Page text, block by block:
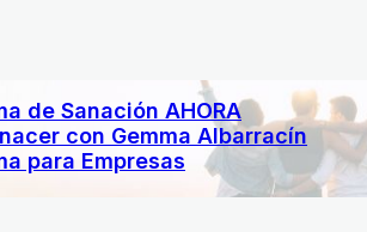
de Sanación AHORA
con Gemma Albarracín
para Empresas